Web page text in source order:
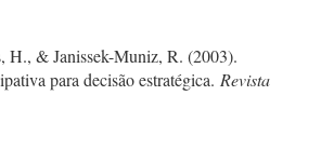
H., & Janissek-Muniz, R. (2003).
para decisão estratégica. Revista